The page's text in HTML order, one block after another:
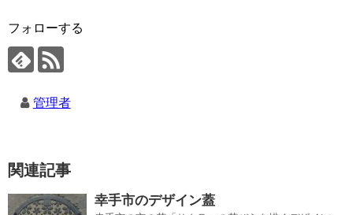
フォローする
管理者
関連記事
幸手市のデザイン蓋